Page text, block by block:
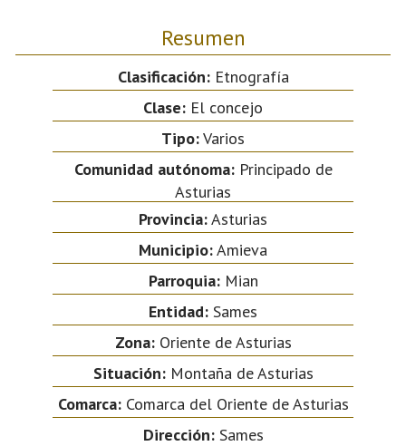
Resumen
Clasificación:Etnografía
Clase: El concejo
Tipo:Varios
Comunidad autónoma:Principado de
Asturias
Provincia:Asturias
Municipio:Amieva
Parroquia:Mian
Entidad: Sames
Zona:Oriente de Asturias
Situación:Montaña de Asturias
Comarca:Comarca del Oriente de Asturias
Dirección:Sames